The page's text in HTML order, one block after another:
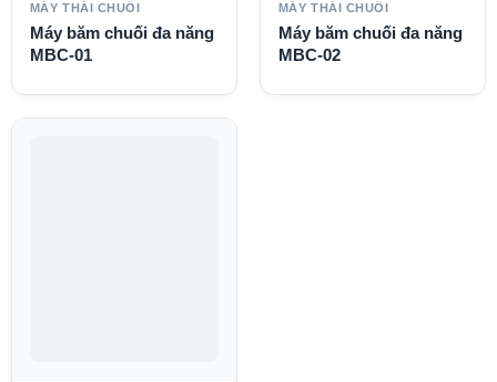
MÁY THÁI CHUỐI
Máy băm chuối đa năng
MBC-01
MÁY THÁI CHUỐI
Máy băm chuối đa năng
MBC-02